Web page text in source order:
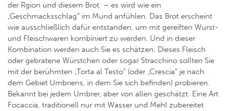
der Rgion und diesem Brot – es wird wie ein
„Geschmacksschlag“ im Mund anfühlen. Das Brot erscheint
wie ausschließlich dafür entstanden, um mit gereiften Wurst-
und Fleischwaren kombiniert zu werden. Und in dieser
Kombination werden auch Sie es schätzen. Dieses Fleisch
oder gebratene Würstchen oder sogar Stracchino sollten Sie
mit der berühmten „Torta al Testo“ (oder „Crescia“ je nach
dem Gebiet Umbriens, in dem Sie sich befinden) probieren.
Bekannt bei jedem Umbrer, aber von allen geschätzt. Eine Art
Focaccia, traditionell nur mit Wasser und Mehl zubereitet